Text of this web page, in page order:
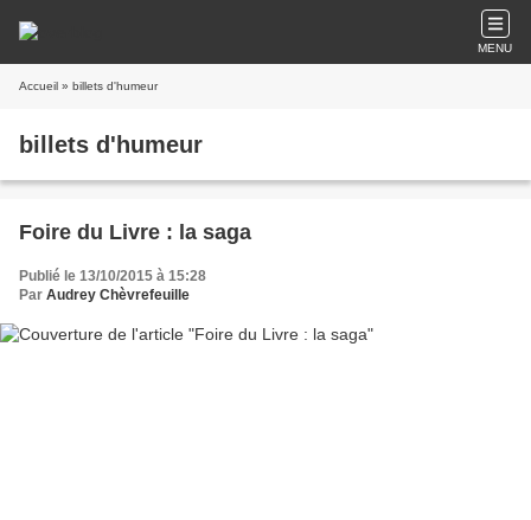
MENU
Accueil » billets d'humeur
billets d'humeur
Foire du Livre : la saga
Publié le 13/10/2015 à 15:28
Par Audrey Chèvrefeuille